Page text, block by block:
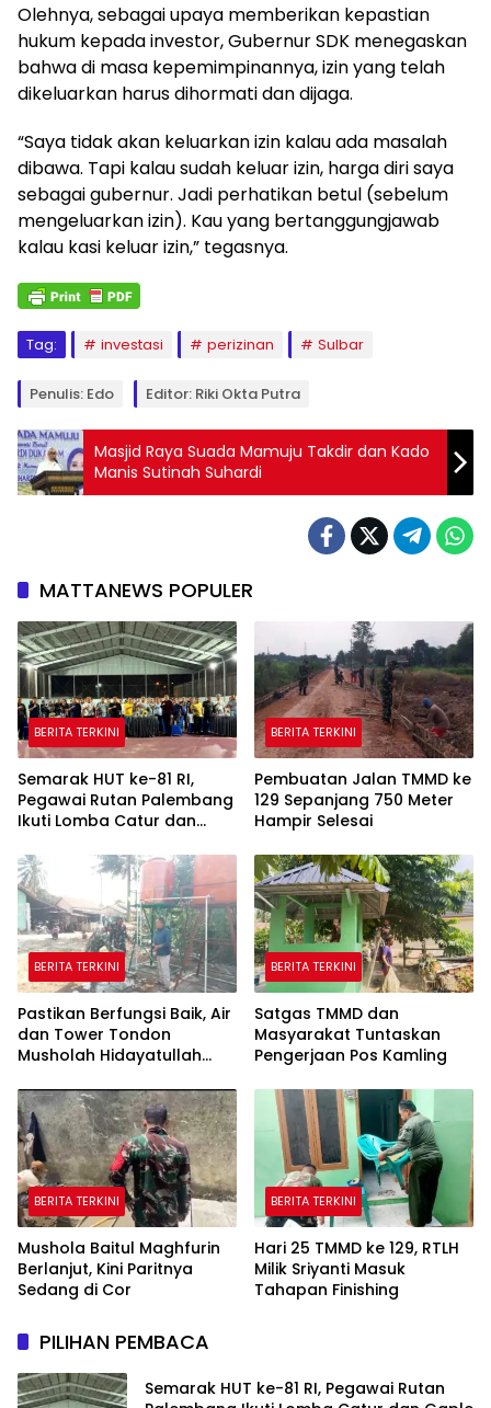
Olehnya, sebagai upaya memberikan kepastian
hukum kepada investor, Gubernur SDK menegaskan
bahwa di masa kepemimpinannya, izin yang telah
dikeluarkan harus dihormati dan dijaga.
“Saya tidak akan keluarkan izin kalau ada masalah
dibawa. Tapi kalau sudah keluar izin, harga diri saya
sebagai gubernur. Jadi perhatikan betul (sebelum
mengeluarkan izin). Kau yang bertanggungjawab
kalau kasi keluar izin,” tegasnya.
Tag: investasi perizinan Sulbar
Penulis: Edo Editor: Riki Okta Putra
Masjid Raya Suada Mamuju Takdir dan Kado
Manis Sutinah Suhardi
MATTANEWS POPULER
BERITA TERKINI
Semarak HUT ke-81 RI,
Pegawai Rutan Palembang
Ikuti Lomba Catur dan
BERITA TERKINI
Pembuatan Jalan TMMD ke
129 Sepanjang 750 Meter
Hampir Selesai
BERITA TERKINI
Pastikan Berfungsi Baik, Air
dan Tower Tondon
Musholah Hidayatullah
BERITA TERKINI
Satgas TMMD dan
Masyarakat Tuntaskan
Pengerjaan Pos Kamling
BERITA TERKINI
Mushola Baitul Maghfurin
Berlanjut, Kini Paritnya
Sedang di Cor
BERITA TERKINI
Hari 25 TMMD ke 129, RTLH
Milik Sriyanti Masuk
Tahapan Finishing
PILIHAN PEMBACA
Semarak HUT ke-81 RI, Pegawai Rutan